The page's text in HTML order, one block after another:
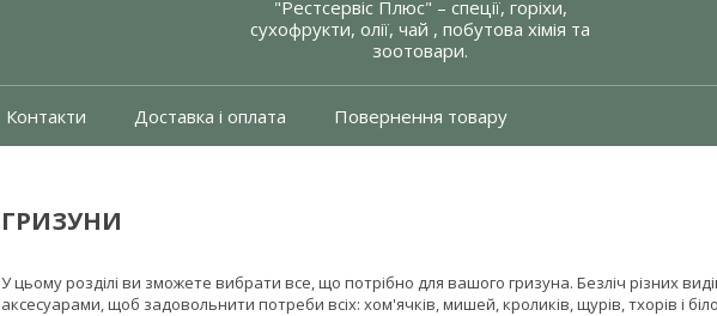
"Рестсервіс Плюс" – спеції, горіхи,
сухофрукти, олії, чай , побутова хімія та
зоотовари.
Контакти Доставка і оплата Повернення товару
ГРИЗУНИ
У цьому розділі ви зможете вибрати все, що потрібно для вашого гризуна. Безліч різних
аксесуарами, щоб задовольнити потреби всіх: хом'ячків, мишей, кроликів, щурів, тхорів і